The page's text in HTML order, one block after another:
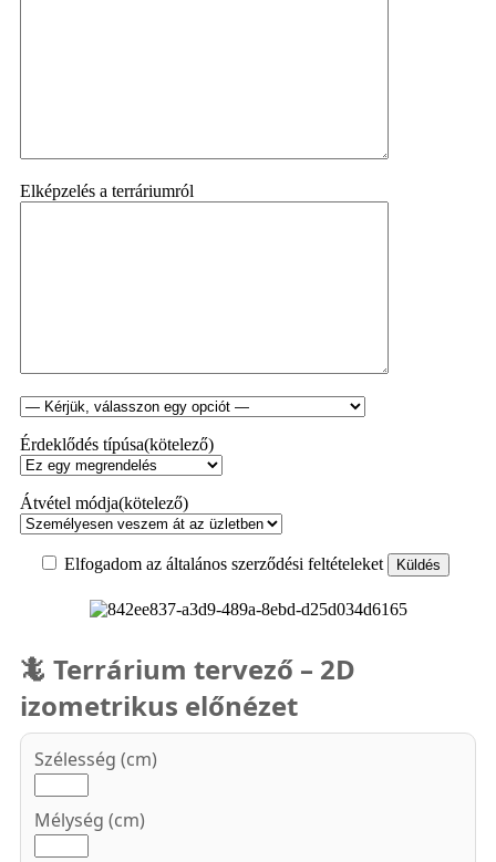
Elképzelés a terráriumról
Érdeklődés típúsa(kötelező)
Átvétel módja(kötelező)
Elfogadom az általános szerződési feltételeket
🦎 Terrárium tervező – 2D
izometrikus előnézet
Szélesség (cm)
Mélység (cm)